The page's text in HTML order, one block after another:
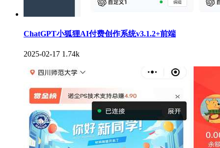
ChatGPT小狐狸AI付费创作系统v3.1.2+前端
2025-02-17 1.74k